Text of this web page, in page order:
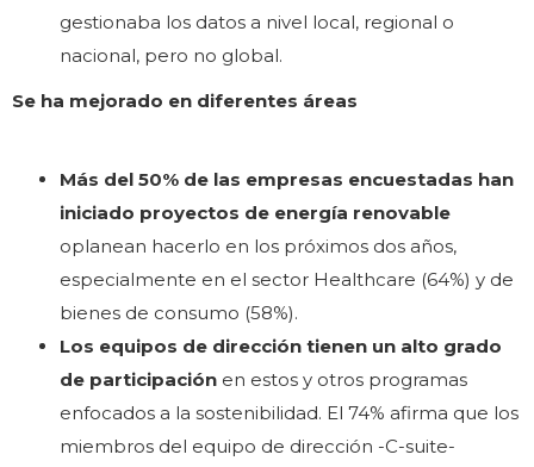
gestionaba los datos a nivel local, regional o
nacional, pero no global.
Se ha mejorado en diferentes áreas
Más del 50% de las empresas encuestadas han
iniciado proyectos de energía renovable
oplanean hacerlo en los próximos dos años,
especialmente en el sector Healthcare (64%) y de
bienes de consumo (58%).
Los equipos de dirección tienen un alto grado
de participación en estos y otros programas
enfocados a la sostenibilidad. El 74% afirma que los
miembros del equipo de dirección -C-suite-